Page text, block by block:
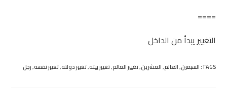
====
التغيير يبدأ من الداخل
TAGS: السبعين,العالم,العشرين,تغيير العالم,تغيير بيته,تغيير دولته,تغيير نفسه,رجل